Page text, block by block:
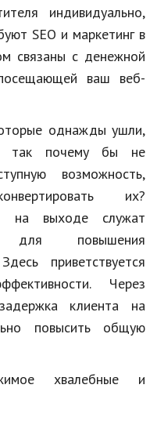
индивидуально,
SEO и маркетинг в
связаны с денежной
ваш веб-
однажды ушли,
так почему бы не
возможность,
их?
на выходе служат
для повышения
приветствуется
Через
клиента на
повысить общую
хвалебные и